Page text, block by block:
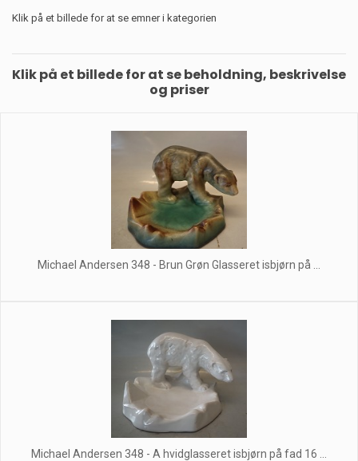
Klik på et billede for at se emner i kategorien
Klik på et billede for at se beholdning, beskrivelse
og priser
Michael Andersen 348 - Brun Grøn Glasseret isbjørn på ...
Michael Andersen 348 - A hvidglasseret isbjørn på fad 16 ...